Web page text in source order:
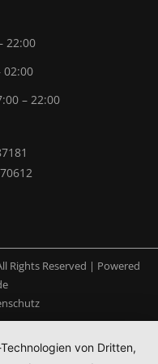
22:00
02:00
– 22:00
Rights Reserved | Powered
von Dritten,